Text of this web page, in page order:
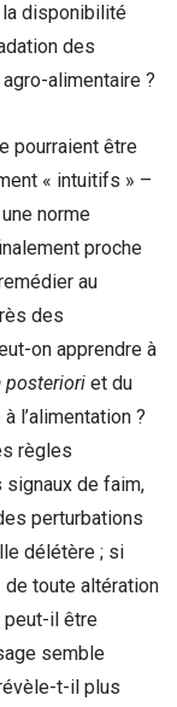
la disponibilité
des
alimentaire ?
pourraient être
« intuitifs » –
norme
proche
au
des
on apprendre à
posteriori et du
l’alimentation ?
règles
signaux de faim,
perturbations
délétère ; si
de toute altération
peut-il être
semble
t-il plus